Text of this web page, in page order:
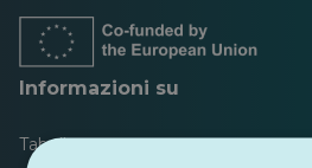
nuova
scheda
nuova
scheda
nuova
scheda
nuova
scheda
nuova
schedascheda
Informazioni su
Tabellone